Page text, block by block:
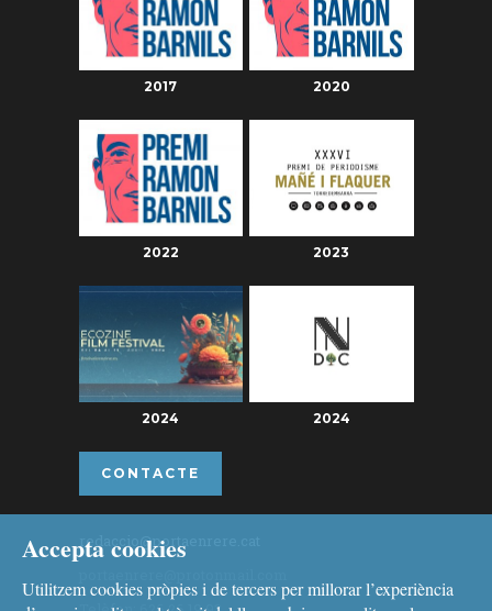
2017 2020
2022 2023
2024 2024
CONTACTE
redaccio@portaenrere.cat
Accepta cookies
Utilitzem cookies pròpies i de tercers per millorar l’experiència